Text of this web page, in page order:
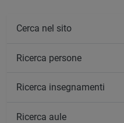
Cerca nel sito
Ricerca persone
Ricerca insegnamenti
Ricerca aule